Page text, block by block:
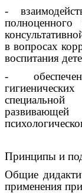
-
в вопросах
воспитания
-
Принципы и
Общие
применения